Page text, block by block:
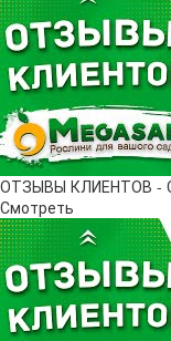
ОТЗЫВЫ КЛИЕНТОВ -
Смотреть